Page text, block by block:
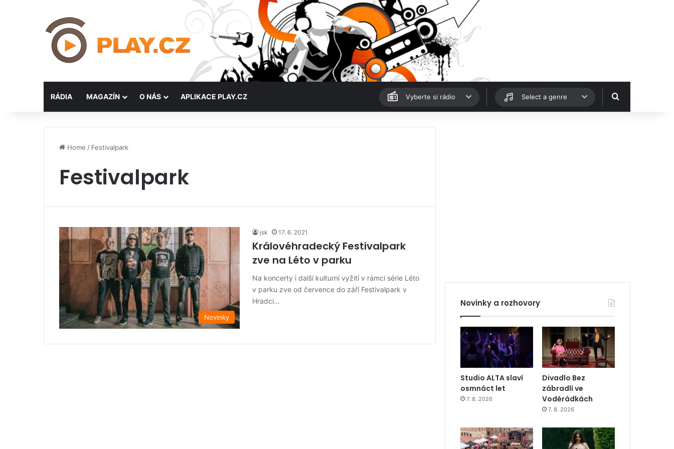
RÁDIA MAGAZÍN O NÁS APLIKACE PLAY.CZ Vyberte si rádio Select a genre Hledat
Home / Festivalpark
Festivalpark
Novinky
jsk 17. 6. 2021
Královéhradecký Festivalpark
zve na Léto v parku
Na koncerty i další kulturní vyžití v rámci série Léto
v parku zve od července do září Festivalpark v
Hradci…
Novinky a rozhovory
Studio ALTA slaví
osmnáct let
7. 8. 2026
Divadlo Bez
zábradlí ve
Voděrádkách
7. 8. 2026